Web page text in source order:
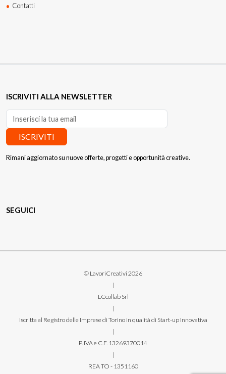
Contatti
ISCRIVITI ALLA NEWSLETTER
ISCRIVITI
Rimani aggiornato su nuove offerte, progetti e opportunità creative.
SEGUICI
© LavoriCreativi 2026
|
LCcollab Srl
|
Iscritta al Registro delle Imprese di Torino in qualità di Start-up Innovativa
|
P. IVA e C.F. 13269370014
|
REA TO - 1351160